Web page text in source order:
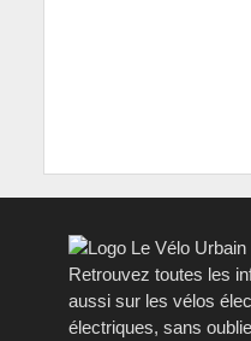
Retrouvez toutes les
aussi sur les vélos
électriques, sans